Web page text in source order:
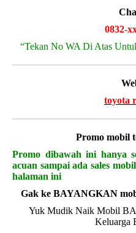
0832-
“Tekan No WA Di Atas
toyota
Promo mobil
Promo dibawah ini hanya
acuan sampai ada sales
halaman ini
Gak ke BAYANGKAN
Yuk Mudik Naik Mobil
Keluarga